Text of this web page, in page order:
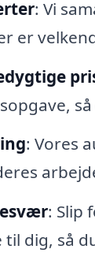
: Vi
er
: Vores
: Slip
dig, så